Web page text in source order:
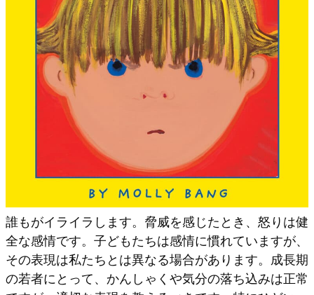
誰もがイライラします。脅威を感じたとき、怒りは健
全な感情です。子どもたちは感情に慣れていますが、
その表現は私たちとは異なる場合があります。成長期
の若者にとって、かんしゃくや気分の落ち込みは正常